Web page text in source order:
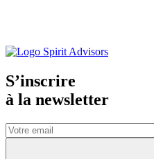
S’inscrire
à la newsletter